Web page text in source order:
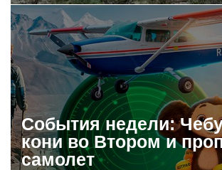
События недели:
кони во Втором и
самолет